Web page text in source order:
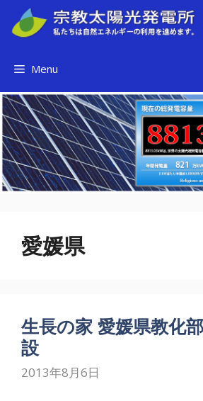
へ
ス
キ
ッ
プ
Menu
愛媛県
生長の家 愛媛県教化
設
2013年8月6日